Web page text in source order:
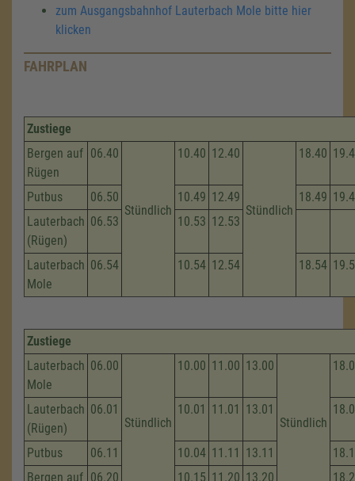
zum Ausgangsbahnhof Lauterbach Mole bitte hier
klicken
FAHRPLAN
Zustiege
Bergen auf
Rügen
06.40
Stündlich
10.40 12.40
Stündlich
18.40
Putbus 06.50 10.49 12.49 18.49
Lauterbach
(Rügen)
06.53 10.53 12.53
Lauterbach
Mole
06.54 10.54 12.54 18.54
Zustiege
Lauterbach
Mole
06.00
Stündlich
10.00 11.00 13.00
Stündlich
Lauterbach
(Rügen)
06.01 10.01 11.01 13.01
Putbus 06.11 10.04 11.11 13.11
Bergen auf 06.20 10.15 11.20 13.20